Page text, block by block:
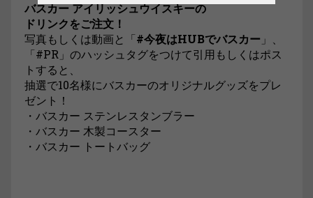
バスカー アイリッシュウイスキーの
ドリンクをご注文！
写真もしくは動画と「#今夜はHUBでバスカー 」、
「#PR」のハッシュタグをつけて引用もしくはポス
トすると、
抽選で10名様にバスカーのオリジナルグッズをプレ
ゼント！
・バスカー ステンレスタンブラー
・バスカー 木製コースター
・バスカー トートバッグ